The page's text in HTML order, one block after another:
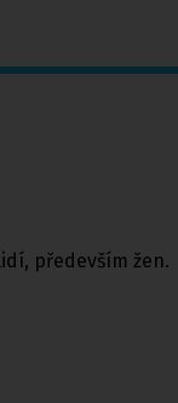
především žen.